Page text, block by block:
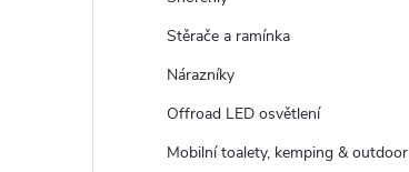
Stěrače a ramínka
Nárazníky
Offroad LED osvětlení
Mobilní toalety, kemping & outdoor